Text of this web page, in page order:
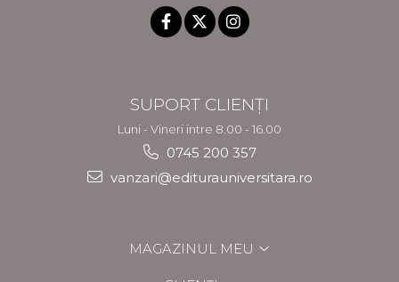
SUPORT CLIENȚI
Luni - Vineri intre 8.00 - 16.00
0745 200 357
vanzari@editurauniversitara.ro
MAGAZINUL MEU